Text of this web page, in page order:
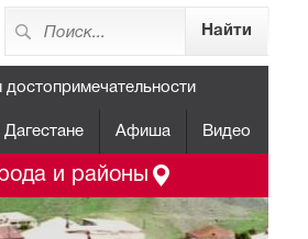
достопримечательности
Афиша Видео
и районы